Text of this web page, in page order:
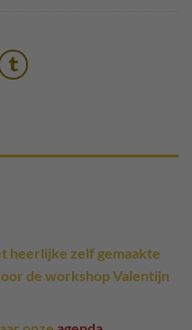
heerlijke zelf gemaakte
de workshop Valentijn